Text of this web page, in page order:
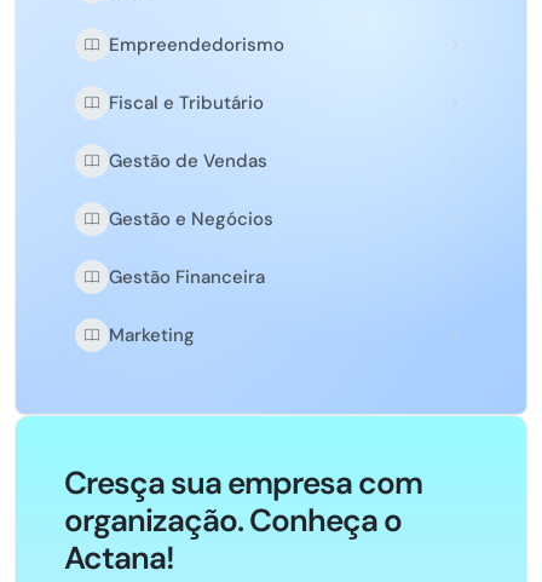
Empreendedorismo
Fiscal e Tributário
Gestão de Vendas
Gestão e Negócios
Gestão Financeira
Marketing
Cresça sua empresa com
organização. Conheça o
Actana!